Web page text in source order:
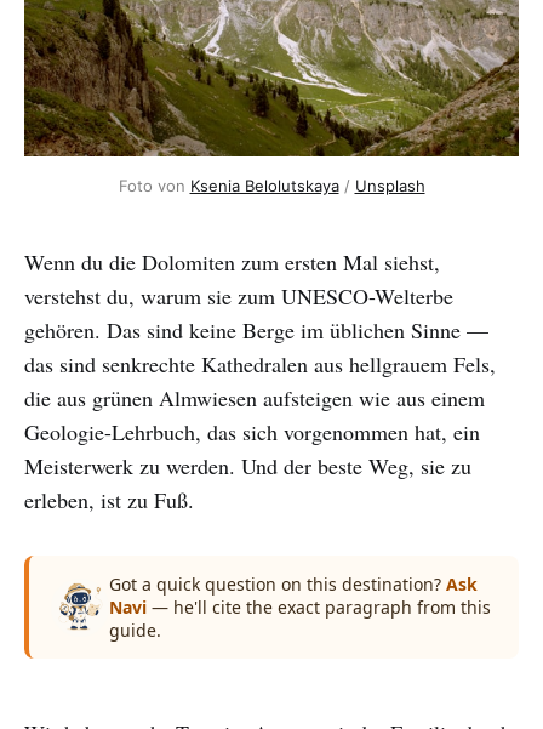
Foto von Ksenia Belolutskaya / Unsplash
Wenn du die Dolomiten zum ersten Mal siehst,
verstehst du, warum sie zum UNESCO-Welterbe
gehören. Das sind keine Berge im üblichen Sinne —
das sind senkrechte Kathedralen aus hellgrauem Fels,
die aus grünen Almwiesen aufsteigen wie aus einem
Geologie-Lehrbuch, das sich vorgenommen hat, ein
Meisterwerk zu werden. Und der beste Weg, sie zu
erleben, ist zu Fuß.
Got a quick question on this destination? Ask
Navi — he'll cite the exact paragraph from this
guide.